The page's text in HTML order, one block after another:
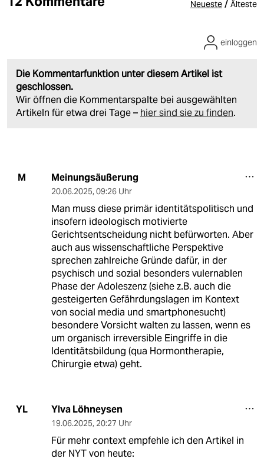
Neueste / Älteste
Die Kommentarfunktion unter diesem Artikel ist
geschlossen.
Wir öffnen die Kommentarspalte bei ausgewählten
Artikeln für etwa drei Tage – hier sind sie zu finden.
einloggen
M Meinungsäußerung
20.06.2025, 09:26 Uhr
Man muss diese primär identitätspolitisch und
insofern ideologisch motivierte
Gerichtsentscheidung nicht befürworten. Aber
auch aus wissenschaftliche Perspektive
sprechen zahlreiche Gründe dafür, in der
psychisch und sozial besonders vulernablen
Phase der Adoleszenz (siehe z.B. auch die
gesteigerten Gefährdungslagen im Kontext
von social media und smartphonesucht)
besondere Vorsicht walten zu lassen, wenn es
um organisch irreversible Eingriffe in die
Identitätsbildung (qua Hormontherapie,
Chirurgie etwa) geht.
YL Ylva Löhneysen
19.06.2025, 20:27 Uhr
Für mehr context empfehle ich den Artikel in
der NYT von heute: